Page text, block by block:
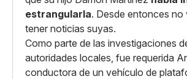
estrangularla. Desde entonces no
tener noticias suyas.
Como parte de las investigaciones
autoridades locales, fue requerida
conductora de un vehículo de